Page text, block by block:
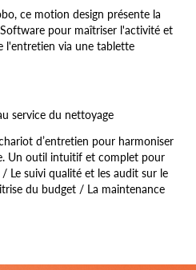
, ce motion design présente la
pour maîtriser l'activité et
l'entretien via une tablette
service du nettoyage
d’entretien pour harmoniser
Un outil intuitif et complet pour
Le suivi qualité et les audit sur le
du budget / La maintenance